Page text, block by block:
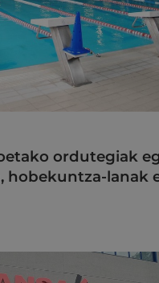
ordutegiak
hobekuntza-lanak